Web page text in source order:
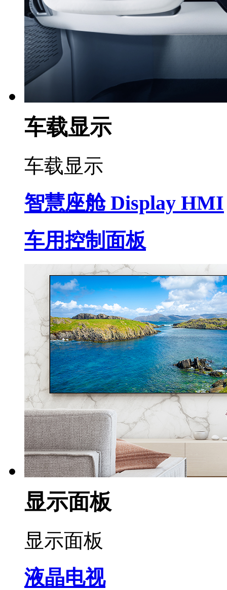
车载显示
车载显示
智慧座舱 Display HMI
车用控制面板
显示面板
显示面板
液晶电视